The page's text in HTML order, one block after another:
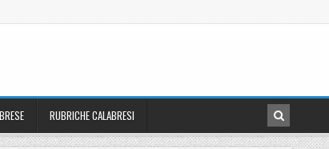
RUBRICHE CALABRESI